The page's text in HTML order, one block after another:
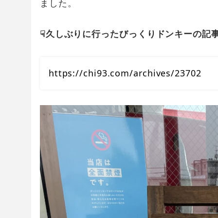
ました。
☟久しぶりに行ったびっくりドンキーの記
https://chi93.com/archives/23702